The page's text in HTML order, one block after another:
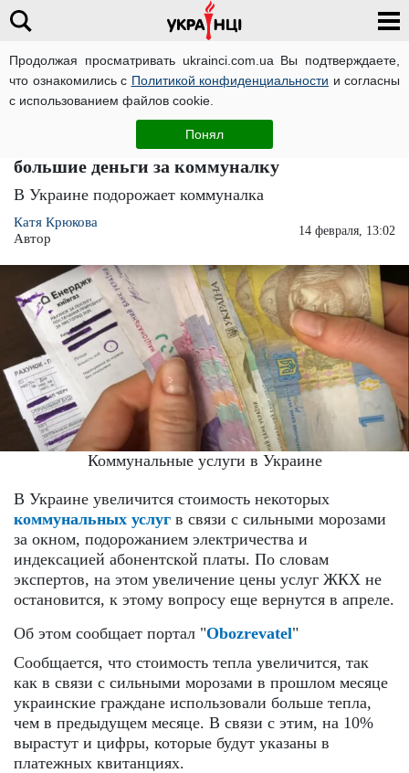
Продолжая просматривать ukrainci.com.ua Вы подтверждаете,
что ознакомились с Политикой конфиденциальности и согласны
с использованием файлов cookie.
Понял
Экономика
Готовьте кошельки и выворачивайте
карманы: украинцев обязуют платить
большие деньги за коммуналку
В Украине подорожает коммуналка
Катя Крюкова
Автор
14 февраля, 13:02
Коммунальные услуги в Украине
В Украине увеличится стоимость некоторых
коммунальных услуг в связи с сильными морозами
за окном, подорожанием электричества и
индексацией абонентской платы. По словам
экспертов, на этом увеличение цены услуг ЖКХ не
остановится, к этому вопросу еще вернутся в апреле.
Об этом сообщает портал "Obozrevatel"
Сообщается, что стоимость тепла увеличится, так
как в связи с сильными морозами в прошлом месяце
украинские граждане использовали больше тепла,
чем в предыдущем месяце. В связи с этим, на 10%
вырастут и цифры, которые будут указаны в
платежных квитанциях.